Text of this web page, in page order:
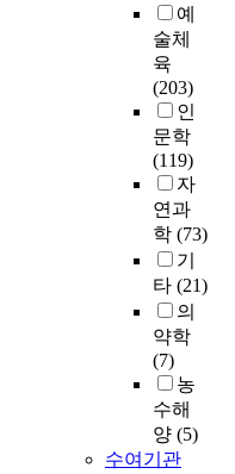
예
술체
육
(203)
인
문학
(119)
자
연과
학 (73)
기
타 (21)
의
약학
(7)
농
수해
양 (5)
수여기관